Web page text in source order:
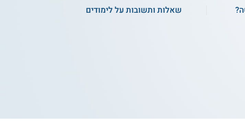
שאלות ותשובות על לימודים